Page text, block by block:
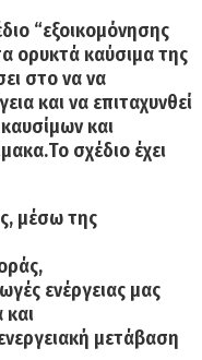
“εξοικομόνησης
ορυκτά καύσιμα της
στο να να
και να επιταχυνθεί
και
σχέδιο έχει
μέσω της
ενέργειας μας
μετάβαση